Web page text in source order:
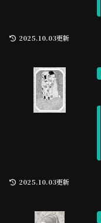
2025.10.03更新
2025.10.03更新